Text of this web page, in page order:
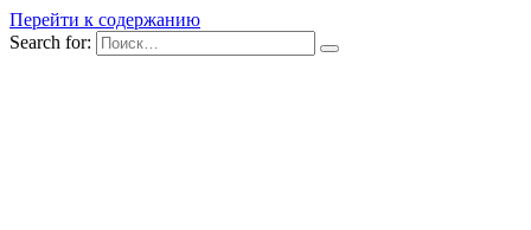
Перейти к содержанию
Search for: